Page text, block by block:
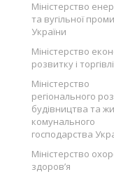
Міністерство
та вугільної
України
Міністерство
розвитку і
Міністерство
регіонального
будівництва та
комунального
господарства
Міністерство
здоров’я